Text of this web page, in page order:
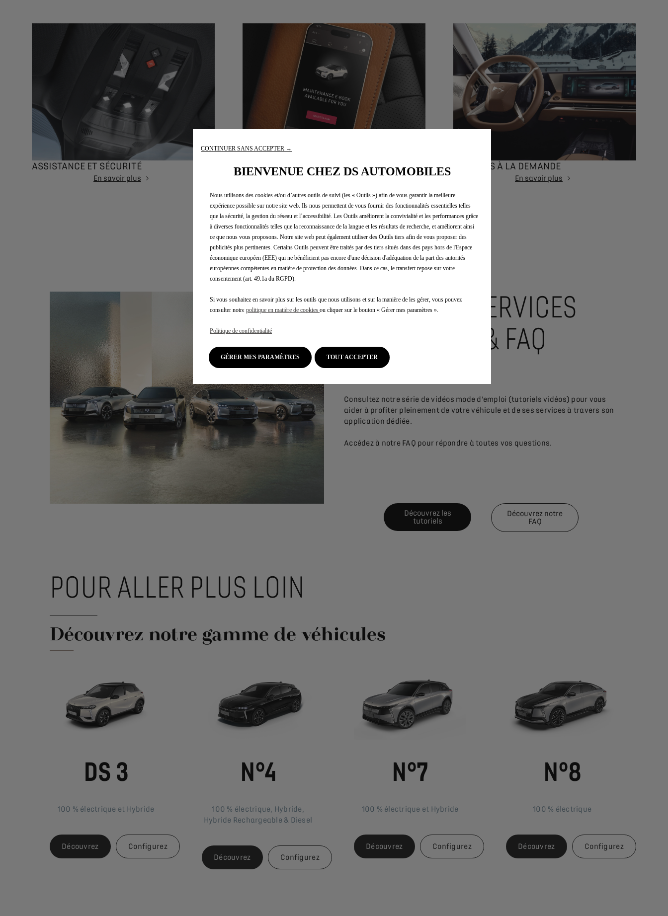
ASSISTANCE ET SÉCURITÉ
En savoir plus
CARNET D'ENTRETIEN DIGITAL
En savoir plus
SERVICES À LA DEMANDE
En savoir plus
Téléchargez nos applications
TUTORIELS SERVICES
CONNECTÉS & FAQ
Consultez notre série de vidéos mode d’emploi (tutoriels vidéos) pour vous
aider à profiter pleinement de votre véhicule et de ses services à travers son
application dédiée.
Accédez à notre FAQ pour répondre à toutes vos questions.
Découvrez les
tutoriels
Découvrez notre
FAQ
POUR ALLER PLUS LOIN
Découvrez notre gamme de véhicules
DS 3
100 % électrique et Hybride
Découvrez Configurez
N°4
100 % électrique, Hybride,
Hybride Rechargeable & Diesel
Découvrez Configurez
N°7
100 % électrique et Hybride
Découvrez Configurez
N°8
100 % électrique
Découvrez Configurez
CONTINUER SANS ACCEPTER →
BIENVENUE CHEZ DS AUTOMOBILES
Nous utilisons des cookies et/ou d’autres outils de suivi (les « Outils ») afin de vous garantir la meilleure
expérience possible sur notre site web. Ils nous permettent de vous fournir des fonctionnalités essentielles telles
que la sécurité, la gestion du réseau et l’accessibilité. Les Outils améliorent la convivialité et les performances grâce
à diverses fonctionnalités telles que la reconnaissance de la langue et les résultats de recherche, et améliorent ainsi
ce que nous vous proposons. Notre site web peut également utiliser des Outils tiers afin de vous proposer des
publicités plus pertinentes. Certains Outils peuvent être traités par des tiers situés dans des pays hors de l'Espace
économique européen (EEE) qui ne bénéficient pas encore d'une décision d'adéquation de la part des autorités
européennes compétentes en matière de protection des données. Dans ce cas, le transfert repose sur votre
consentement (art. 49.1a du RGPD).
Si vous souhaitez en savoir plus sur les outils que nous utilisons et sur la manière de les gérer, vous pouvez
consulter notre politique en matière de cookies ou cliquer sur le bouton « Gérer mes paramètres ».
Politique de confidentialité
GÉRER MES PARAMÈTRES TOUT ACCEPTER